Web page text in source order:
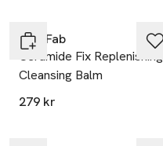
Nip+Fab
Ceramide Fix Replenishing
Cleansing Balm
279 kr